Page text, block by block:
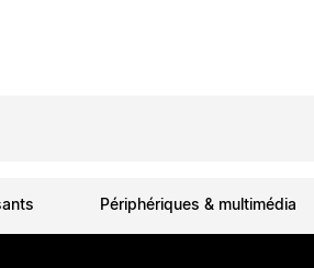
Périphériques & multimédia